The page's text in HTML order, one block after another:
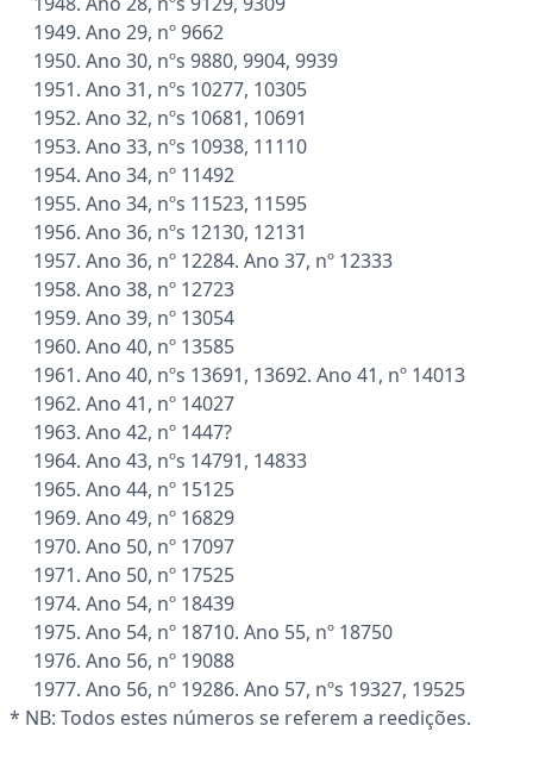
1949. Ano 29, nº 9662
1950. Ano 30, nºs 9880, 9904, 9939
1951. Ano 31, nºs 10277, 10305
1952. Ano 32, nºs 10681, 10691
1953. Ano 33, nºs 10938, 11110
1954. Ano 34, nº 11492
1955. Ano 34, nºs 11523, 11595
1956. Ano 36, nºs 12130, 12131
1957. Ano 36, nº 12284. Ano 37, nº 12333
1958. Ano 38, nº 12723
1959. Ano 39, nº 13054
1960. Ano 40, nº 13585
1961. Ano 40, nºs 13691, 13692. Ano 41, nº 14013
1962. Ano 41, nº 14027
1963. Ano 42, nº 1447?
1964. Ano 43, nºs 14791, 14833
1965. Ano 44, nº 15125
1969. Ano 49, nº 16829
1970. Ano 50, nº 17097
1971. Ano 50, nº 17525
1974. Ano 54, nº 18439
1975. Ano 54, nº 18710. Ano 55, nº 18750
1976. Ano 56, nº 19088
1977. Ano 56, nº 19286. Ano 57, nºs 19327, 19525
* NB: Todos estes números se referem a reedições.